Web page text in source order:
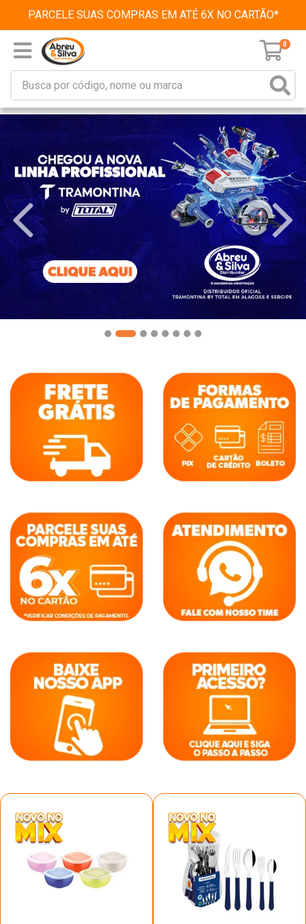
PARCELE SUAS COMPRAS EM ATÉ 6X NO CARTÃO*
0